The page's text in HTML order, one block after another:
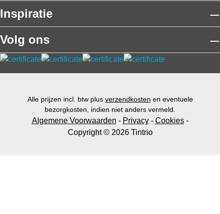
Inspiratie
Volg ons
Alle prijzen incl. btw plus verzendkosten en eventuele
bezorgkosten, indien niet anders vermeld.
Algemene Voorwaarden - Privacy- Cookies-
Copyright © 2026 Tintrio